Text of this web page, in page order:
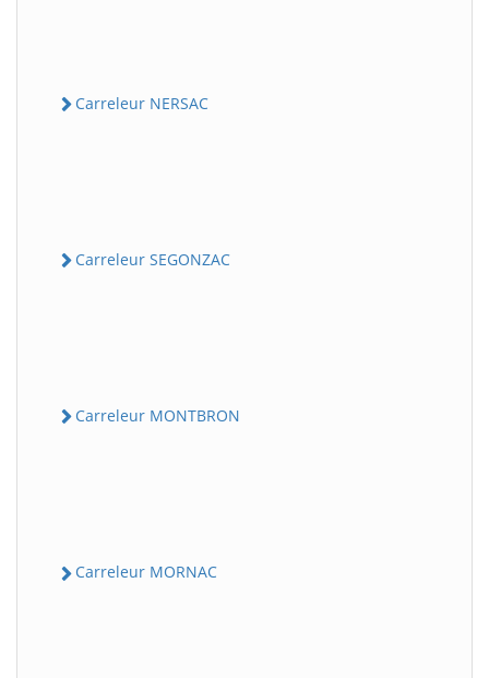
Carreleur NERSAC
Carreleur SEGONZAC
Carreleur MONTBRON
Carreleur MORNAC